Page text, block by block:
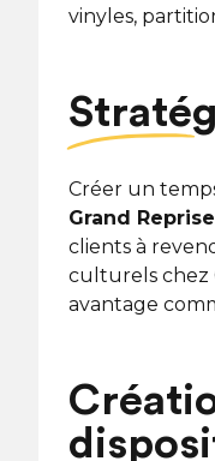
vinyles,
Créer un
Grand
clients à
culturels chez
avantage